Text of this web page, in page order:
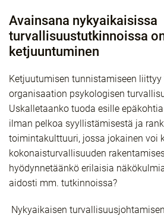
Avainsana nykyaikaisissa
turvallisuustutkinnoissa
ketjuuntuminen
Ketjuutumisen tunnistamiseen liittyy
organisaation psykologisen
Uskalletaanko tuoda esille
ilman pelkoa syyllistämisestä ja
toimintakulttuuri, jossa jokainen voi
kokonaisturvallisuuden
hyödynnetäänkö erilaisia
aidosti mm. tutkinnoissa?
Nykyaikaisen